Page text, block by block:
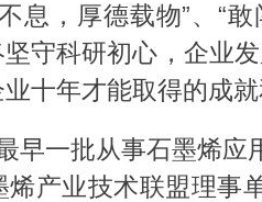
息，厚德载物”、“
守科研初心，企业
十年才能取得的成
早一批从事石墨烯应
烯产业技术联盟理事